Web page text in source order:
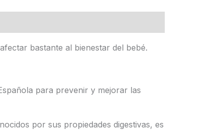
bastante al bienestar del bebé.
para prevenir y mejorar las
por sus propiedades digestivas, es